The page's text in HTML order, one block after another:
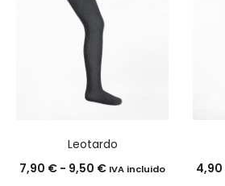
Leotardo
7,90 € - 9,50 €Rango
IVA incluido
4,90